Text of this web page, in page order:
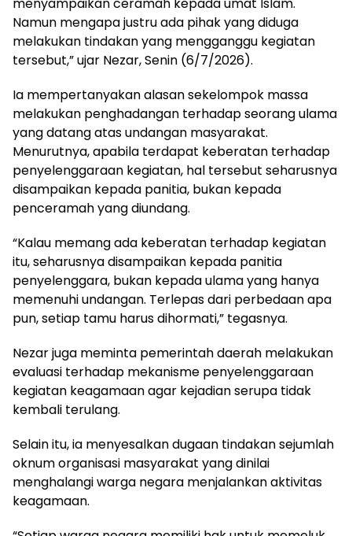
menyampaikan ceramah kepada umat Islam.
Namun mengapa justru ada pihak yang diduga
melakukan tindakan yang mengganggu kegiatan
tersebut,” ujar Nezar, Senin (6/7/2026).
Ia mempertanyakan alasan sekelompok massa
melakukan penghadangan terhadap seorang ulama
yang datang atas undangan masyarakat.
Menurutnya, apabila terdapat keberatan terhadap
penyelenggaraan kegiatan, hal tersebut seharusnya
disampaikan kepada panitia, bukan kepada
penceramah yang diundang.
“Kalau memang ada keberatan terhadap kegiatan
itu, seharusnya disampaikan kepada panitia
penyelenggara, bukan kepada ulama yang hanya
memenuhi undangan. Terlepas dari perbedaan apa
pun, setiap tamu harus dihormati,” tegasnya.
Nezar juga meminta pemerintah daerah melakukan
evaluasi terhadap mekanisme penyelenggaraan
kegiatan keagamaan agar kejadian serupa tidak
kembali terulang.
Selain itu, ia menyesalkan dugaan tindakan sejumlah
oknum organisasi masyarakat yang dinilai
menghalangi warga negara menjalankan aktivitas
keagamaan.